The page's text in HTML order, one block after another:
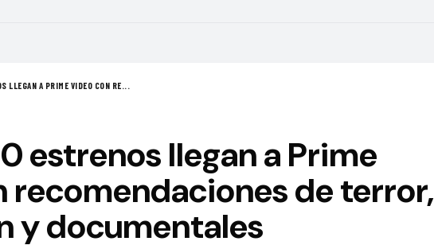
LLEGAN A PRIME VIDEO CON RE...
estrenos llegan a Prime
recomendaciones de terror,
y documentales